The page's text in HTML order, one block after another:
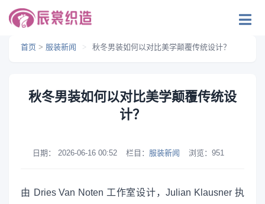
首页 > 服装新闻 > 秋冬男装如何以对比美学颠覆传统设计？
秋冬男装如何以对比美学颠覆传统设
计？
日期： 2026-06-16 00:52 栏目： 服装新闻 浏览： 951
由 Dries Van Noten 工作室设计，Julian Klausner 执